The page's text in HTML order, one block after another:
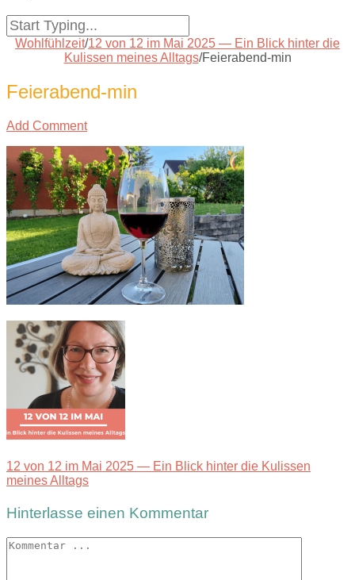
Wohlfühlzeit/12 von 12 im Mai 2025 — Ein Blick hinter die
Kulissen meines Alltags/Feierabend-min
Feierabend-min
Add Comment
12 von 12 im Mai 2025 — Ein Blick hinter die Kulissen
meines Alltags
Hinterlasse einen Kommentar